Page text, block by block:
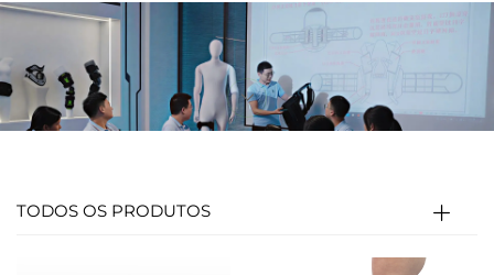
TODOS OS PRODUTOS